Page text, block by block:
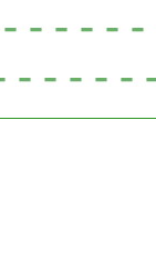
- - - -
- - - - -